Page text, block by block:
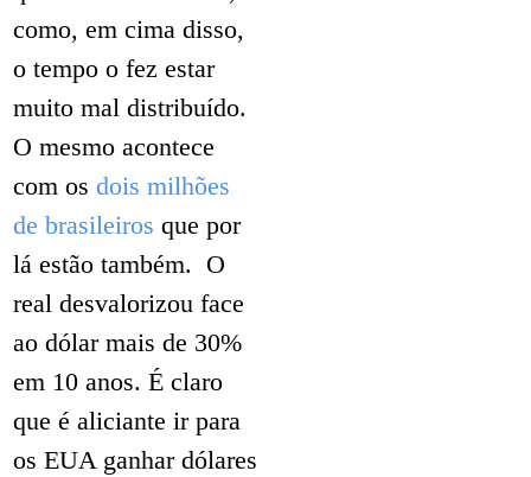
como, em cima disso,
o tempo o fez estar
muito mal distribuído.
O mesmo acontece
com os dois milhões
de brasileiros que por
lá estão também. O
real desvalorizou face
ao dólar mais de 30%
em 10 anos. É claro
que é aliciante ir para
os EUA ganhar dólares